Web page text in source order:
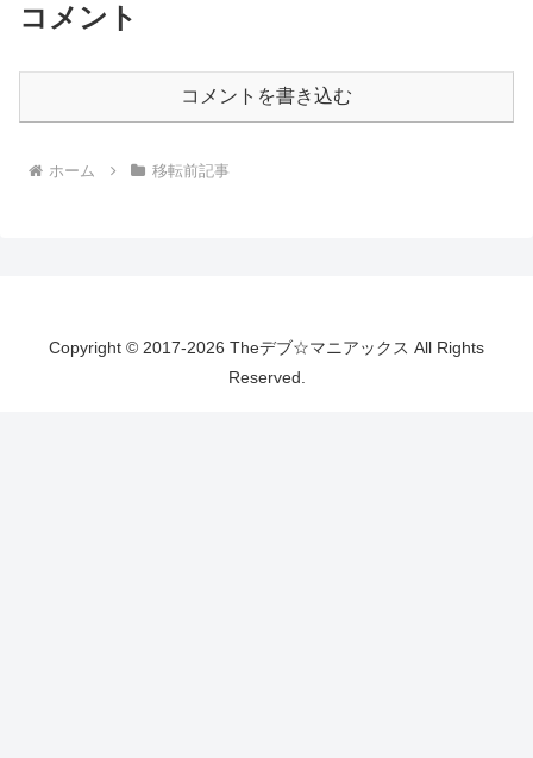
コメント
コメントを書き込む
ホーム 移転前記事
Copyright © 2017-2026 Theデブ☆マニアックス All Rights
Reserved.